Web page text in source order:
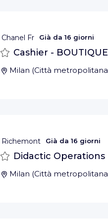
Chanel Fr Già da 16 giorni
SalvaCashier -
Milan (Città
Richemont Già da 16 giorni
SalvaDidactic
Milan (Città